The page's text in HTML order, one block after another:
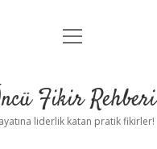
Anasayfa
Yasal Uyarı
menüyü
Fikir Rehberi
liderlik katan pratik fikirler!